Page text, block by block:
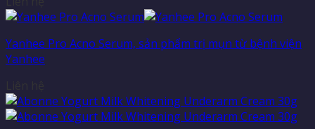
Yanhee Pro Acno Serum, sản phẩm trị mụn từ bệnh viện
Yanhee